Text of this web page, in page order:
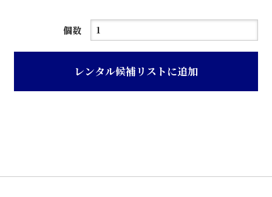
個数
白
ー
レンタル候補リストに追加